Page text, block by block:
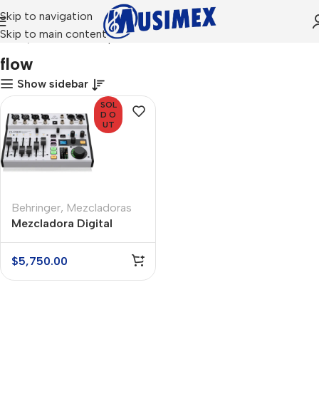
Skip to navigation
Skip to main content
Inicio Productos etiquetados “flow”
flow
Show sidebar
SOL
D O
UT
Behringer, Mezcladoras
Mezcladora Digital
Behringer Flow8
$5,750.00